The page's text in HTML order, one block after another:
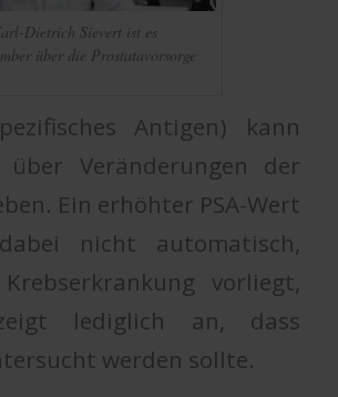
Dietrich Sievert ist es
über die Prostatavorsorge
Antigen) kann
über Veränderungen der
Ein erhöhter PSA-Wert
nicht automatisch,
vorliegt,
lediglich an, dass
werden sollte.